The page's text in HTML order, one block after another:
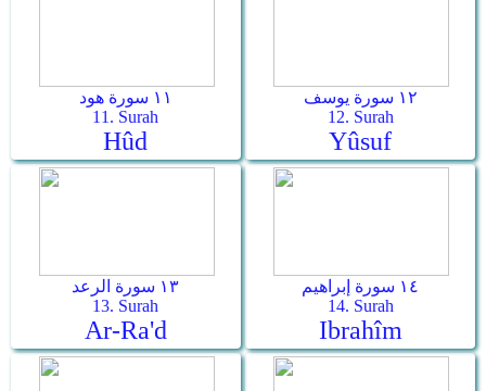
١١ سورة هود
11. Surah
Hûd
١٢ سورة يوسف
12. Surah
Yûsuf
١٣ سورة الرعد
13. Surah
Ar-Ra'd
١٤ سورة إبراهيم
14. Surah
Ibrahîm